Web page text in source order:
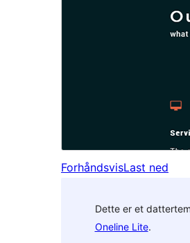
ForhåndsvisLast ned
Dette er et
Oneline Lite.